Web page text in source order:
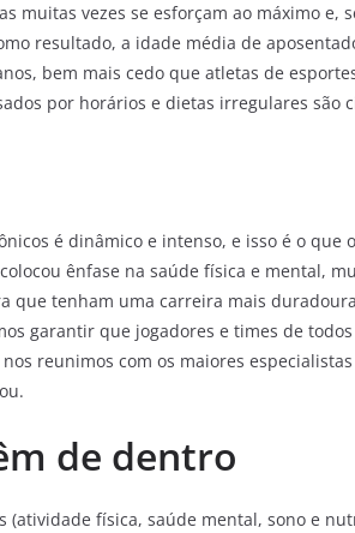
muitas vezes se esforçam ao máximo e,
resultado, a idade média de
bem mais cedo que atletas de
por horários e dietas irregulares são
é dinâmico e intenso, e isso é o que
ênfase na saúde física e mental,
que tenham uma carreira mais
garantir que jogadores e times de
reunimos com os maiores
de dentro
(atividade física, saúde mental, sono e